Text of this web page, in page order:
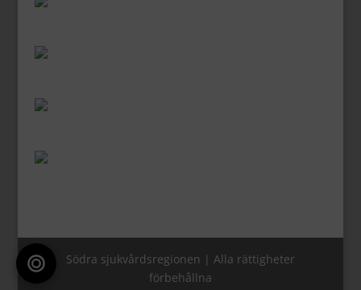
Södra sjukvårdsregionen | Alla rättigheter
förbehållna